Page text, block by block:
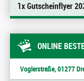
1x Gutscheinflyer
ONLINE
Voglerstraße, 01277